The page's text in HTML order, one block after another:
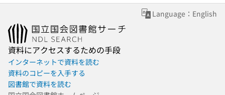
Language：English
資料にアクセスするための手段
インターネットで資料を読む
資料のコピーを入手する
図書館で資料を読む